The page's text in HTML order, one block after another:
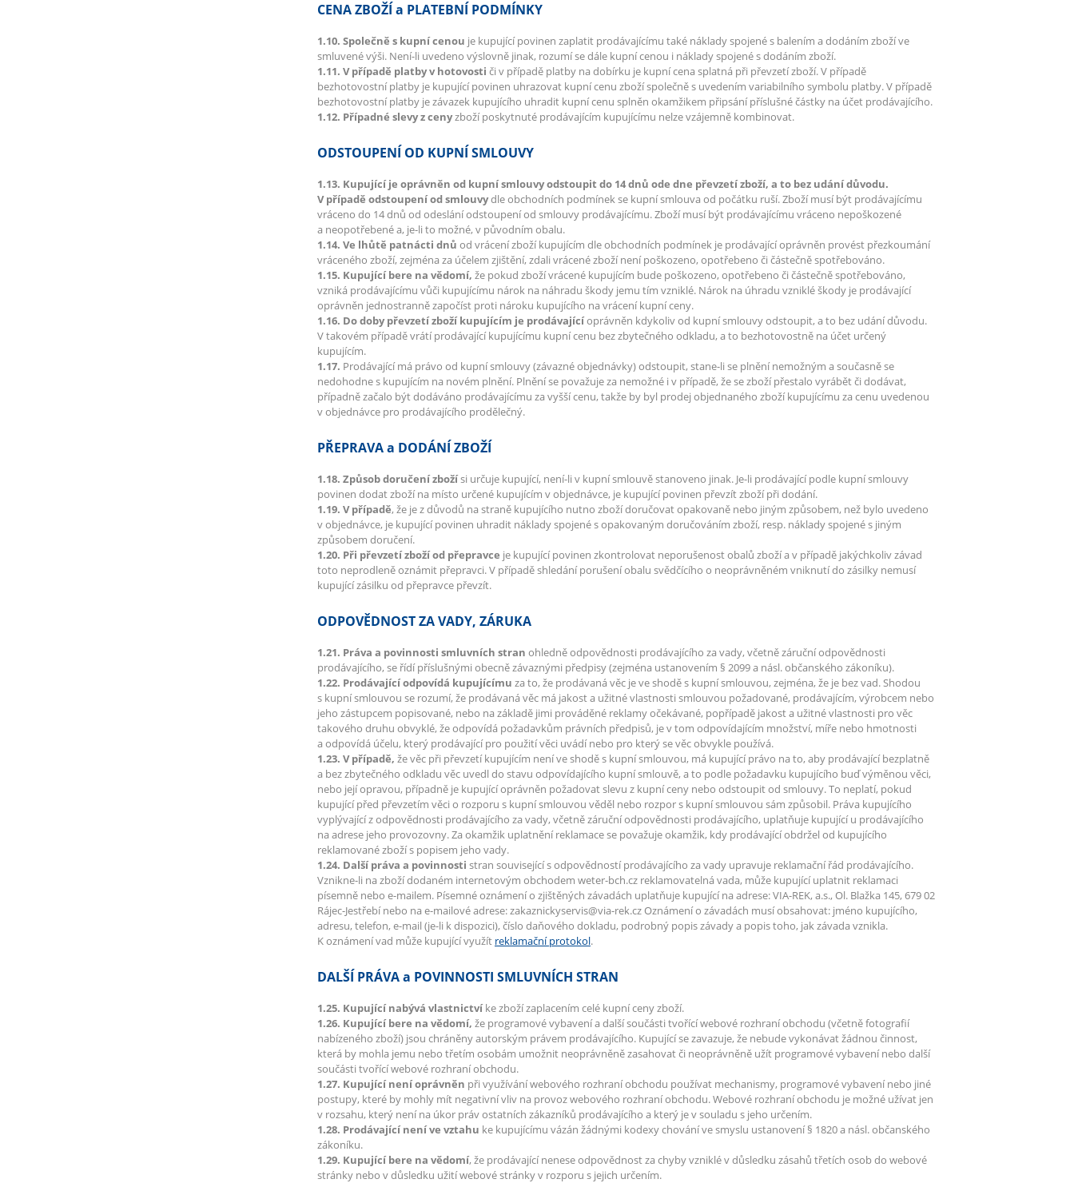
CENA ZBOŽÍ a PLATEBNÍ PODMÍNKY
1.10. Společně s kupní cenou je kupující povinen zaplatit prodávajícímu také náklady spojené s balením a dodáním zboží ve
smluvené výši. Není-li uvedeno výslovně jinak, rozumí se dále kupní cenou i náklady spojené s dodáním zboží.
1.11. V případě platby v hotovosti či v případě platby na dobírku je kupní cena splatná při převzetí zboží. V případě
bezhotovostní platby je kupující povinen uhrazovat kupní cenu zboží společně s uvedením variabilního symbolu platby. V případě
bezhotovostní platby je závazek kupujícího uhradit kupní cenu splněn okamžikem připsání příslušné částky na účet prodávajícího.
1.12. Případné slevy z cenyzboží poskytnuté prodávajícím kupujícímu nelze vzájemně kombinovat.
ODSTOUPENÍ OD KUPNÍ SMLOUVY
1.13. Kupující je oprávněn od kupní smlouvy odstoupit do 14 dnů ode dne převzetí zboží, a to bez udání důvodu.
V případě odstoupení od smlouvydle obchodních podmínek se kupní smlouva od počátku ruší. Zboží musí být prodávajícímu
vráceno do 14 dnů od odeslání odstoupení od smlouvy prodávajícímu. Zboží musí být prodávajícímu vráceno nepoškozené
a neopotřebené a, je-li to možné, v původním obalu.
1.14. Ve lhůtě patnácti dnů od vrácení zboží kupujícím dle obchodních podmínek je prodávající oprávněn provést přezkoumání
vráceného zboží, zejména za účelem zjištění, zdali vrácené zboží není poškozeno, opotřebeno či částečně spotřebováno.
1.15. Kupující bere na vědomí, že pokud zboží vrácené kupujícím bude poškozeno, opotřebeno či částečně spotřebováno,
vzniká prodávajícímu vůči kupujícímu nárok na náhradu škody jemu tím vzniklé. Nárok na úhradu vzniklé škody je prodávající
oprávněn jednostranně započíst proti nároku kupujícího na vrácení kupní ceny.
1.16. Do doby převzetí zboží kupujícím je prodávajícíoprávněn kdykoliv od kupní smlouvy odstoupit, a to bez udání důvodu.
V takovém případě vrátí prodávající kupujícímu kupní cenu bez zbytečného odkladu, a to bezhotovostně na účet určený
kupujícím.
1.17. Prodávající má právo od kupní smlouvy (závazné objednávky) odstoupit, stane-li se plnění nemožným a současně se
nedohodne s kupujícím na novém plnění. Plnění se považuje za nemožné i v případě, že se zboží přestalo vyrábět či dodávat,
případně začalo být dodáváno prodávajícímu za vyšší cenu, takže by byl prodej objednaného zboží kupujícímu za cenu uvedenou
v objednávce pro prodávajícího prodělečný.
PŘEPRAVA a DODÁNÍ ZBOŽÍ
1.18. Způsob doručení zbožísi určuje kupující, není-li v kupní smlouvě stanoveno jinak. Je-li prodávající podle kupní smlouvy
povinen dodat zboží na místo určené kupujícím v objednávce, je kupující povinen převzít zboží při dodání.
1.19. V případě, že je z důvodů na straně kupujícího nutno zboží doručovat opakovaně nebo jiným způsobem, než bylo uvedeno
v objednávce, je kupující povinen uhradit náklady spojené s opakovaným doručováním zboží, resp. náklady spojené s jiným
způsobem doručení.
1.20. Při převzetí zboží od přepravce je kupující povinen zkontrolovat neporušenost obalů zboží a v případě jakýchkoliv závad
toto neprodleně oznámit přepravci. V případě shledání porušení obalu svědčícího o neoprávněném vniknutí do zásilky nemusí
kupující zásilku od přepravce převzít.
ODPOVĚDNOST ZA VADY, ZÁRUKA
1.21. Práva a povinnosti smluvních stran ohledně odpovědnosti prodávajícího za vady, včetně záruční odpovědnosti
prodávajícího, se řídí příslušnými obecně závaznými předpisy (zejména ustanovením § 2099 a násl. občanského zákoníku).
1.22. Prodávající odpovídá kupujícímu za to, že prodávaná věc je ve shodě s kupní smlouvou, zejména, že je bez vad. Shodou
s kupní smlouvou se rozumí, že prodávaná věc má jakost a užitné vlastnosti smlouvou požadované, prodávajícím, výrobcem nebo
jeho zástupcem popisované, nebo na základě jimi prováděné reklamy očekávané, popřípadě jakost a užitné vlastnosti pro věc
takového druhu obvyklé, že odpovídá požadavkům právních předpisů, je v tom odpovídajícím množství, míře nebo hmotnosti
a odpovídá účelu, který prodávající pro použití věci uvádí nebo pro který se věc obvykle používá.
1.23. V případě, že věc při převzetí kupujícím není ve shodě s kupní smlouvou, má kupující právo na to, aby prodávající bezplatně
a bez zbytečného odkladu věc uvedl do stavu odpovídajícího kupní smlouvě, a to podle požadavku kupujícího buď výměnou věci,
nebo její opravou, případně je kupující oprávněn požadovat slevu z kupní ceny nebo odstoupit od smlouvy. To neplatí, pokud
kupující před převzetím věci o rozporu s kupní smlouvou věděl nebo rozpor s kupní smlouvou sám způsobil. Práva kupujícího
vyplývající z odpovědnosti prodávajícího za vady, včetně záruční odpovědnosti prodávajícího, uplatňuje kupující u prodávajícího
na adrese jeho provozovny. Za okamžik uplatnění reklamace se považuje okamžik, kdy prodávající obdržel od kupujícího
reklamované zboží s popisem jeho vady.
1.24. Další práva a povinnosti stran související s odpovědností prodávajícího za vady upravuje reklamační řád prodávajícího.
Vznikne-li na zboží dodaném internetovým obchodem weter-bch.cz reklamovatelná vada, může kupující uplatnit reklamaci
písemně nebo e-mailem. Písemné oznámení o zjištěných závadách uplatňuje kupující na adrese: VIA-REK, a.s., Ol. Blažka 145, 679 02
Rájec-Jestřebí nebo na e-mailové adrese: zakaznickyservis@via-rek.cz Oznámení o závadách musí obsahovat: jméno kupujícího,
adresu, telefon, e-mail (je-li k dispozici), číslo daňového dokladu, podrobný popis závady a popis toho, jak závada vznikla.
K oznámení vad může kupující využít reklamační protokol.
DALŠÍ PRÁVA a POVINNOSTI SMLUVNÍCH STRAN
1.25. Kupující nabývá vlastnictvíke zboží zaplacením celé kupní ceny zboží.
1.26. Kupující bere na vědomí, že programové vybavení a další součásti tvořící webové rozhraní obchodu (včetně fotografií
nabízeného zboží) jsou chráněny autorským právem prodávajícího. Kupující se zavazuje, že nebude vykonávat žádnou činnost,
která by mohla jemu nebo třetím osobám umožnit neoprávněně zasahovat či neoprávněně užít programové vybavení nebo další
součásti tvořící webové rozhraní obchodu.
1.27. Kupující není oprávněn při využívání webového rozhraní obchodu používat mechanismy, programové vybavení nebo jiné
postupy, které by mohly mít negativní vliv na provoz webového rozhraní obchodu. Webové rozhraní obchodu je možné užívat jen
v rozsahu, který není na úkor práv ostatních zákazníků prodávajícího a který je v souladu s jeho určením.
1.28. Prodávající není ve vztahu ke kupujícímu vázán žádnými kodexy chování ve smyslu ustanovení § 1820 a násl. občanského
zákoníku.
1.29. Kupující bere na vědomí, že prodávající nenese odpovědnost za chyby vzniklé v důsledku zásahů třetích osob do webové
stránky nebo v důsledku užití webové stránky v rozporu s jejich určením.